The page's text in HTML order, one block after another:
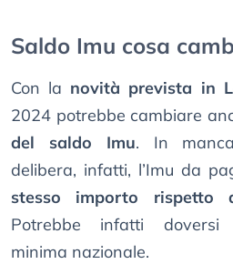
Saldo Imu cosa
Con la novità prevista in
2024 potrebbe cambiare
del saldo Imu. In
delibera, infatti, l’Imu da
stesso importo rispetto
Potrebbe infatti doversi
minima nazionale.